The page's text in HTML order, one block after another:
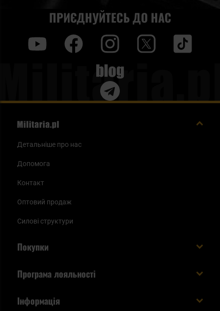
ПРИЄДНУЙТЕСЬ ДО НАС
Blog
Детальніше про нас
Допомога
Контакт
Оптовий продаж
Силові структури
Покупки
Способи оплати
Програма лояльності
Інформація